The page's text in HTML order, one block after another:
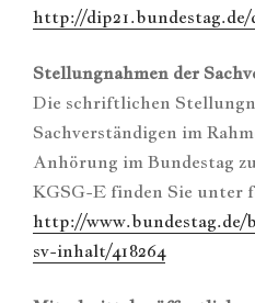
http://
Stellungnahmen der
Die schriftlichen
Sachverständigen im
Anhörung im Bundestag
KGSG-E finden Sie unter
http://www.bundestag.de/
sv-inhalt/418264